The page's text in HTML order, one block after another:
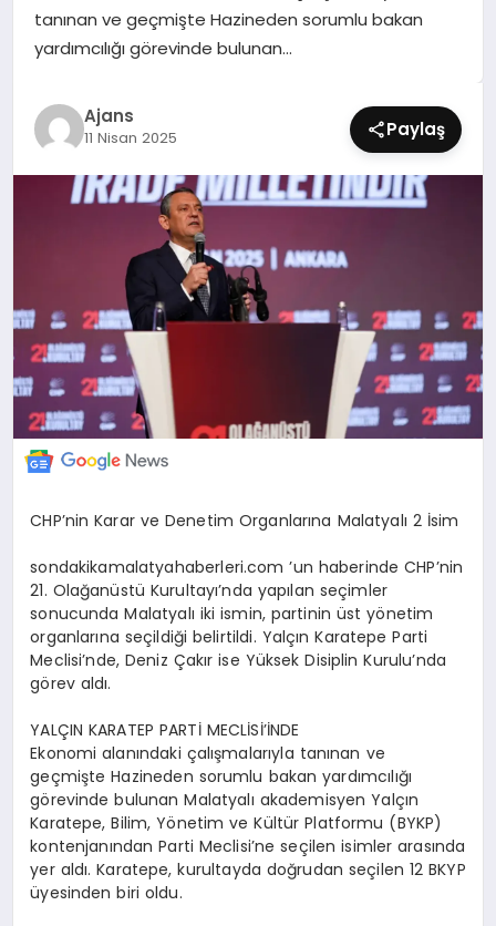
TEKNOLOJI
tanınan ve geçmişte Hazineden sorumlu bakan
yardımcılığı görevinde bulunan…
Ajans
11 Nisan 2025 Paylaş
CHP’nin Karar ve Denetim Organlarına Malatyalı 2 İsim
sondakikamalatyahaberleri.com ’un haberinde CHP’nin
21. Olağanüstü Kurultayı’nda yapılan seçimler
sonucunda Malatyalı iki ismin, partinin üst yönetim
organlarına seçildiği belirtildi. Yalçın Karatepe Parti
Meclisi’nde, Deniz Çakır ise Yüksek Disiplin Kurulu’nda
görev aldı.
YALÇIN KARATEP PARTİ MECLİSİ’İNDE
Ekonomi alanındaki çalışmalarıyla tanınan ve
geçmişte Hazineden sorumlu bakan yardımcılığı
görevinde bulunan Malatyalı akademisyen Yalçın
Karatepe, Bilim, Yönetim ve Kültür Platformu (BYKP)
kontenjanından Parti Meclisi’ne seçilen isimler arasında
yer aldı. Karatepe, kurultayda doğrudan seçilen 12 BKYP
üyesinden biri oldu.